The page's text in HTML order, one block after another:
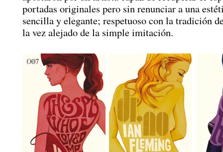
portadas originales pero sin renunciar a una
sencilla y elegante; respetuoso con la tradición
la vez alejado de la simple imitación.